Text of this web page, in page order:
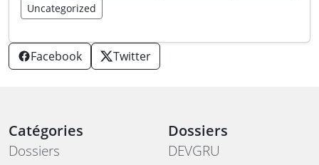
Uncategorized
Facebook Twitter
Catégories
Dossiers
Dossiers
DEVGRU